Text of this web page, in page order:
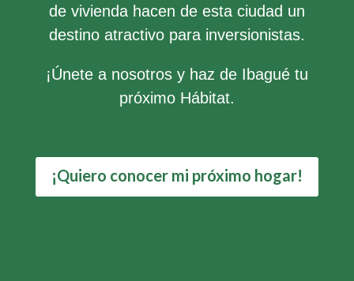
de vivienda hacen de esta ciudad un
destino atractivo para inversionistas.
¡Únete a nosotros y haz de Ibagué tu
próximo Hábitat.
¡Quiero conocer mi próximo hogar!